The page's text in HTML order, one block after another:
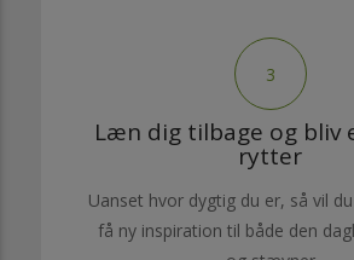
3
Læn dig tilbage og bliv
rytter
Uanset hvor dygtig du er, så vil
få ny inspiration til både den